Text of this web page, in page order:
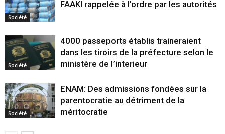
Société
FAAKI rappelée à l’ordre par les autorités
Société
4000 passeports établis traineraient
dans les tiroirs de la préfecture selon le
ministère de l’interieur
Société
ENAM: Des admissions fondées sur la
parentocratie au détriment de la
méritocratie